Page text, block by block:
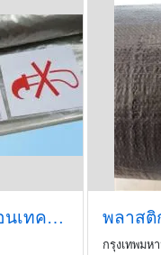
พลาสติกปูพื้นก่อนเทคอนกรีต
กรุงเทพมห